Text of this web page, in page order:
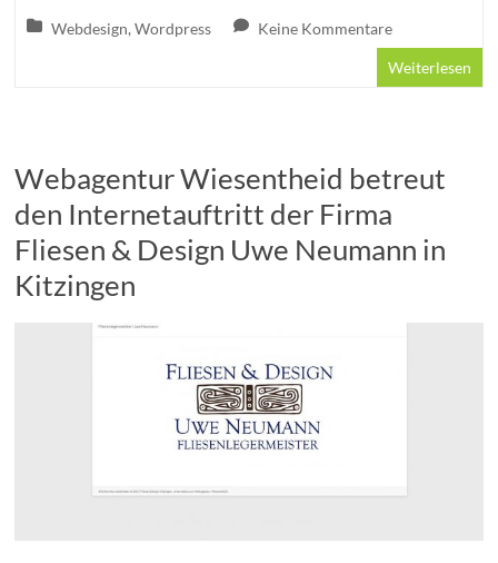
Webdesign,Wordpress Keine Kommentare
Weiterlesen
Webagentur Wiesentheid betreut
den Internetauftritt der Firma
Fliesen & Design Uwe Neumann in
Kitzingen